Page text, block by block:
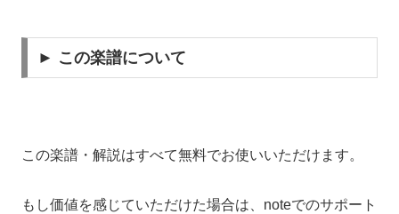
► この楽譜について
この楽譜・解説はすべて無料でお使いいただけます。
もし価値を感じていただけた場合は、noteでのサポート